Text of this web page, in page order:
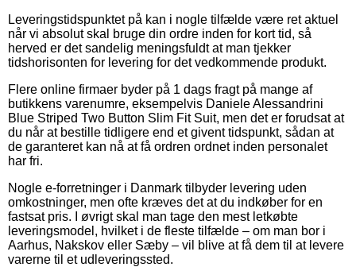
Leveringstidspunktet på kan i nogle tilfælde være ret aktuel
når vi absolut skal bruge din ordre inden for kort tid, så
herved er det sandelig meningsfuldt at man tjekker
tidshorisonten for levering for det vedkommende produkt.
Flere online firmaer byder på 1 dags fragt på mange af
butikkens varenumre, eksempelvis Daniele Alessandrini
Blue Striped Two Button Slim Fit Suit, men det er forudsat at
du når at bestille tidligere end et givent tidspunkt, sådan at
de garanteret kan nå at få ordren ordnet inden personalet
har fri.
Nogle e-forretninger i Danmark tilbyder levering uden
omkostninger, men ofte kræves det at du indkøber for en
fastsat pris. I øvrigt skal man tage den mest letkøbte
leveringsmodel, hvilket i de fleste tilfælde – om man bor i
Aarhus, Nakskov eller Sæby – vil blive at få dem til at levere
varerne til et udleveringssted.